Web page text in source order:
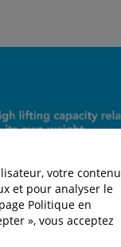
votre contenu
et pour analyser le
Politique en
», vous acceptez